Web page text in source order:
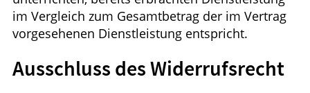
im Vergleich zum Gesamtbetrag der im Vertrag
vorgesehenen Dienstleistung entspricht.
Ausschluss des Widerrufsrecht